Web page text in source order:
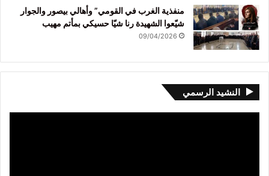
منفذية الغرب في القومي” وأهالي بيصور والجوار
شيّعوا الشهيدة رنا شيّا حسيكي بمأتم مهيب
09/04/2026
النشيد الرسمي